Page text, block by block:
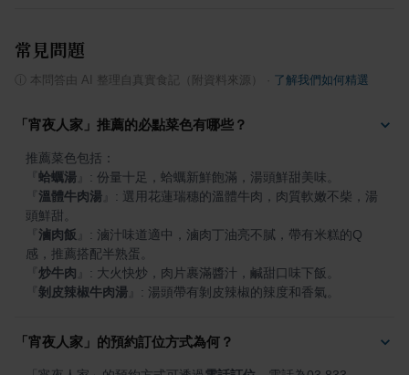
常見問題
本問答由 AI 整理自真實食記（附資料來源） 了解我們如何精選
「宵夜人家」推薦的必點菜色有哪些？
蛤蠣湯
溫體牛肉湯
: 選用花蓮瑞穗的溫體牛肉，肉質軟嫩不柴，湯
滷肉飯
: 滷汁味道適中，滷肉丁油亮不膩，帶有米糕的Q
炒牛肉
剝皮辣椒牛肉湯 : 湯頭帶有剝皮辣椒的辣度和香氣。
「宵夜人家」的預約訂位方式為何？